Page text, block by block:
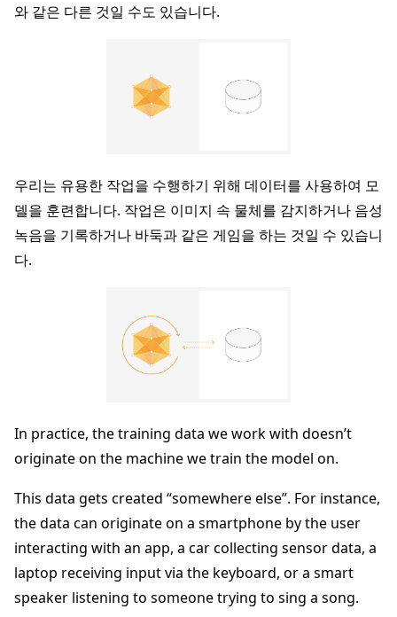
navigation of Reference
navigation of Contribute
와 같은 다른 것일 수도 있습니다.
우리는 유용한 작업을 수행하기 위해 데이터를 사용하여 모
델을 훈련합니다. 작업은 이미지 속 물체를 감지하거나 음성
녹음을 기록하거나 바둑과 같은 게임을 하는 것일 수 있습니
다.
In practice, the training data we work with doesn’t
originate on the machine we train the model on.
This data gets created “somewhere else”. For instance,
the data can originate on a smartphone by the user
interacting with an app, a car collecting sensor data, a
laptop receiving input via the keyboard, or a smart
speaker listening to someone trying to sing a song.